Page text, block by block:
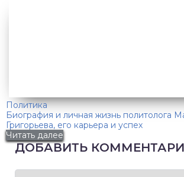
Политика
Биография и личная жизнь политолога
Григорьева, его карьера и успех
Читать далее
ДОБАВИТЬ